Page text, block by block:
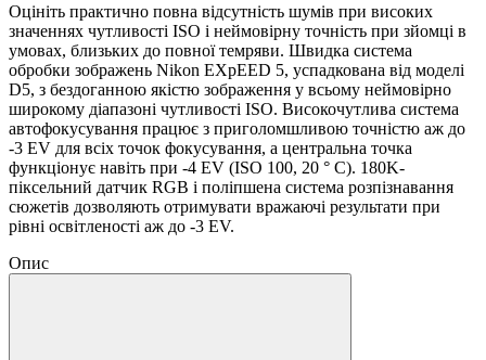
Оцініть практично повна відсутність шумів при високих
значеннях чутливості ISO і неймовірну точність при зйомці в
умовах, близьких до повної темряви. Швидка система
обробки зображень Nikon EXpEED 5, успадкована від моделі
D5, з бездоганною якістю зображення у всьому неймовірно
широкому діапазоні чутливості ISO. Високочутлива система
автофокусування працює з приголомшливою точністю аж до
-3 EV для всіх точок фокусування, а центральна точка
функціонує навіть при -4 EV (ISO 100, 20 ° C). 180K-
піксельний датчик RGB і поліпшена система розпізнавання
сюжетів дозволяють отримувати вражаючі результати при
рівні освітленості аж до -3 EV.
Опис